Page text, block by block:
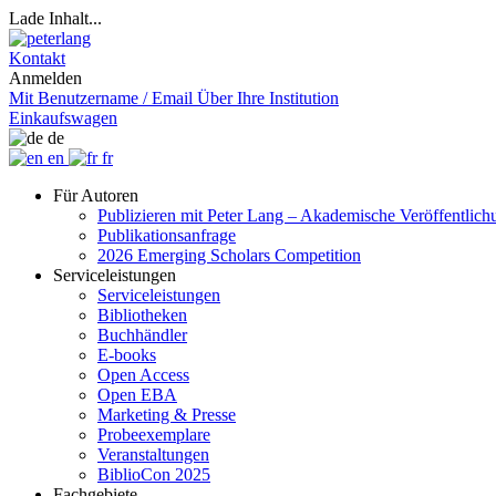
Lade Inhalt...
Kontakt
Anmelden
Mit Benutzername / Email Über Ihre Institution
Einkaufswagen
de
en
fr
Für Autoren
Publizieren mit Peter Lang – Akademische
Publikationsanfrage
2026 Emerging Scholars Competition
Serviceleistungen
Serviceleistungen
Bibliotheken
Buchhändler
E-books
Open Access
Open EBA
Marketing & Presse
Probeexemplare
Veranstaltungen
BiblioCon 2025